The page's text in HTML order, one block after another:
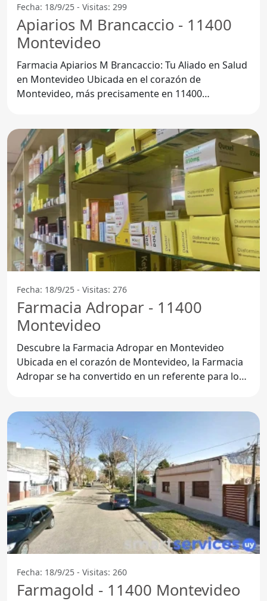
Fecha: 18/9/25 - Visitas: 299
Apiarios M Brancaccio - 11400
Montevideo
Farmacia Apiarios M Brancaccio: Tu Aliado en Salud
en Montevideo Ubicada en el corazón de
Montevideo, más precisamente en 11400
Fecha: 18/9/25 - Visitas: 276
Farmacia Adropar - 11400
Montevideo
Descubre la Farmacia Adropar en Montevideo
Ubicada en el corazón de Montevideo, la Farmacia
Adropar se ha convertido en un referente para los
Fecha: 18/9/25 - Visitas: 260
Farmagold - 11400 Montevideo